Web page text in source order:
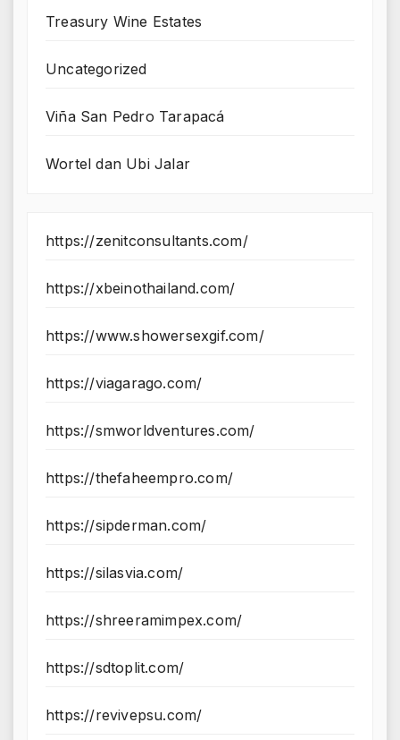
Treasury Wine Estates
Uncategorized
Viña San Pedro Tarapacá
Wortel dan Ubi Jalar
https://zenitconsultants.com/
https://xbeinothailand.com/
https://www.showersexgif.com/
https://viagarago.com/
https://smworldventures.com/
https://thefaheempro.com/
https://sipderman.com/
https://silasvia.com/
https://shreeramimpex.com/
https://sdtoplit.com/
https://revivepsu.com/